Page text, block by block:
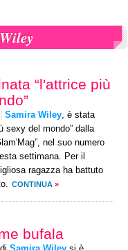
“l'attrice più
Samira Wiley, è stata
sexy del mondo” dalla
nel suo numero
settimana. Per il
ragazza ha battuto
CONTINUA »
bufala